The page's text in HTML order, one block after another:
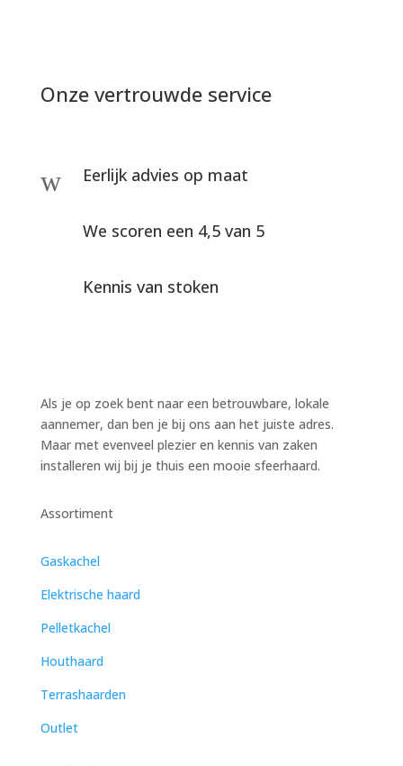
Onze vertrouwde service
w Eerlijk advies op maat
We scoren een 4,5 van 5
Kennis van stoken
Als je op zoek bent naar een betrouwbare, lokale
aannemer, dan ben je bij ons aan het juiste adres.
Maar met evenveel plezier en kennis van zaken
installeren wij bij je thuis een mooie sfeerhaard.
Assortiment
Gaskachel
Elektrische haard
Pelletkachel
Houthaard
Terrashaarden
Outlet